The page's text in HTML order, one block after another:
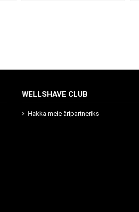
WELLSHAVE CLUB
Hakka meie äripartneriks